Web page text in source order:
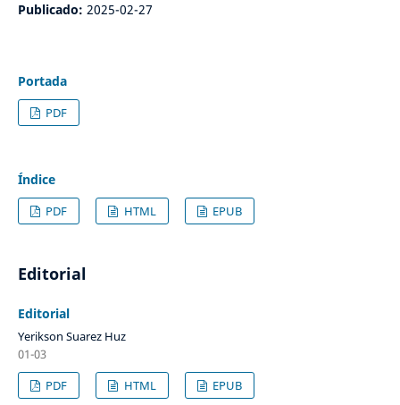
Publicado: 2025-02-27
Portada
PDF
Índice
PDF HTML EPUB
Editorial
Editorial
Yerikson Suarez Huz
01-03
PDF
HTML EPUB